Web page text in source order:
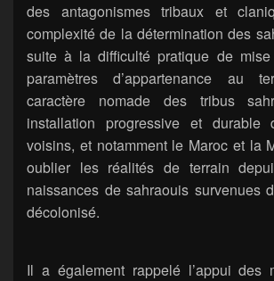
des antagonismes tribaux et
complexité de la détermination des
suite à la difficulté pratique de
paramètres d’appartenance au
caractère nomade des tribus
installation progressive et
voisins, et notamment le Maroc et la
oublier les réalités de terrain
naissances de sahraouis survenues
décolonisé.
Il a également rappelé l’appui des